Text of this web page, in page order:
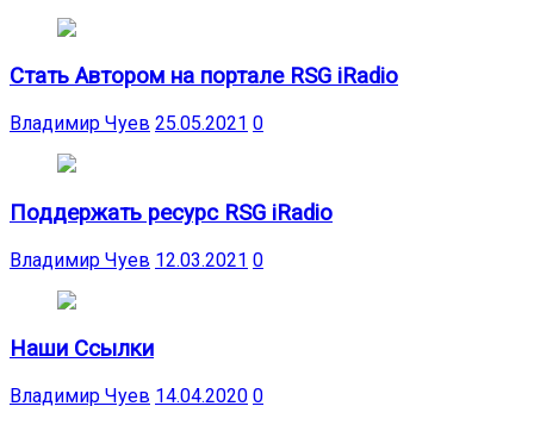
Стать Автором на портале RSG iRadio
Владимир Чуев 25.05.2021 0
Поддержать ресурс RSG iRadio
Владимир Чуев 12.03.2021 0
Наши Ссылки
Владимир Чуев 14.04.2020 0